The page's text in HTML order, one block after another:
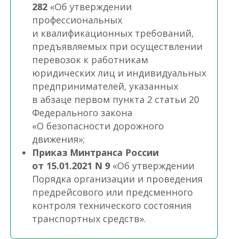
282 «Об утверждении
профессиональных
и квалификационных требований,
предъявляемых при осуществлении
перевозок к работникам
юридических лиц и индивидуальных
предпринимателей, указанных
в абзаце первом пункта 2 статьи 20
Федерального закона
«О безопасности дорожного
движения»;
Приказ Минтранса России
от 15.01.2021 N 9 «Об утверждении
Порядка организации и проведения
предрейсового или предсменного
контроля технического состояния
транспортных средств».